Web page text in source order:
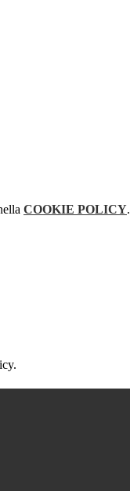
COOKIE POLICY.